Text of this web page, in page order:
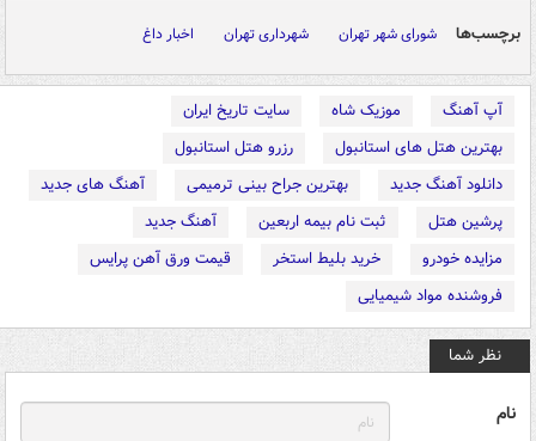
برچسب‌ها شورای شهر تهران شهرداری تهران اخبار داغ
آپ آهنگ موزیک شاه
سایت تاریخ ایران
بهترین هتل های استانبول
رزرو هتل استانبول
دانلود آهنگ جدید
بهترین جراح بینی ترمیمی
آهنگ های جدید
پرشین هتل
ثبت نام بیمه اربعین
آهنگ جدید
مزایده خودرو
خرید بلیط استخر
قیمت ورق آهن پرایس
فروشنده مواد شیمیایی
نظر شما
نام